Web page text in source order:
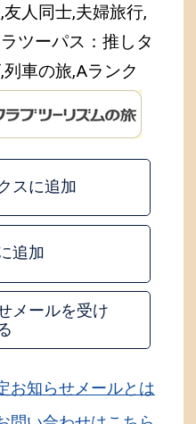
友人同士,夫婦旅行,
ツーパス：推しタ
列車の旅,Aランク
スに追加
追加
メールを受け
お知らせメールとは